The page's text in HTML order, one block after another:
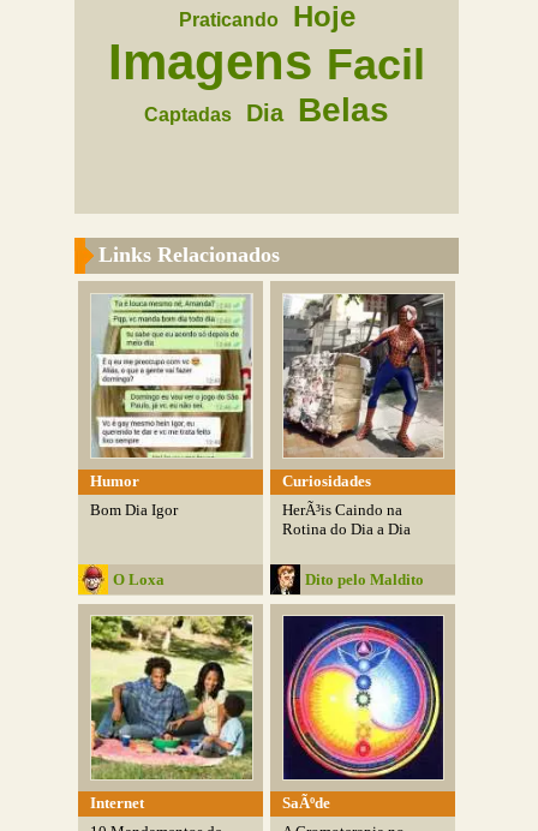
Praticando Hoje
Imagens Facil
Captadas Dia Belas
Links Relacionados
Humor
Bom Dia Igor
O Loxa
Curiosidades
HerÃ³is Caindo na
Rotina do Dia a Dia
Dito pelo Maldito
Internet
SaÃºde